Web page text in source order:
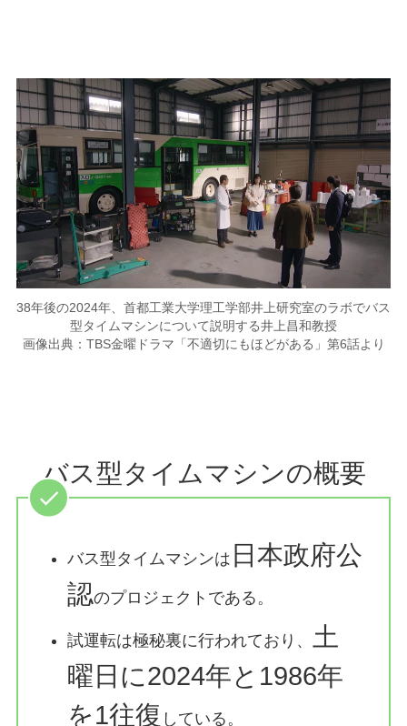
38年後の2024年、首都工業大学理工学部井上研究室のラボでバス
型タイムマシンについて説明する井上昌和教授
画像出典：TBS金曜ドラマ「不適切にもほどがある」第6話より
バス型タイムマシンの概要
バス型タイムマシンは 日本政府公
認のプロジェクトである。
試運転は極秘裏に行われており、
土
曜日に2024年と1986年
を1往復 している。